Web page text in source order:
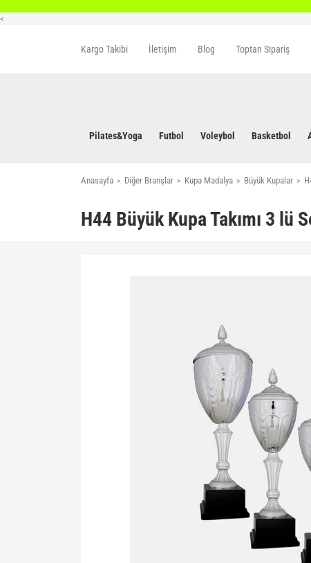
<
Kargo Takibi İletişim Blog Toptan Sipariş
Pilates&Yoga Futbol Voleybol Basketbol
Anasayfa Diğer Branşlar Kupa Madalya Büyük Kupalar
H44 Büyük Kupa Takımı 3 lü